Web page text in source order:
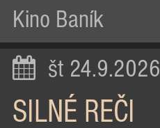
Kino Baník
št 24.9.2026
SILNÉ REČI